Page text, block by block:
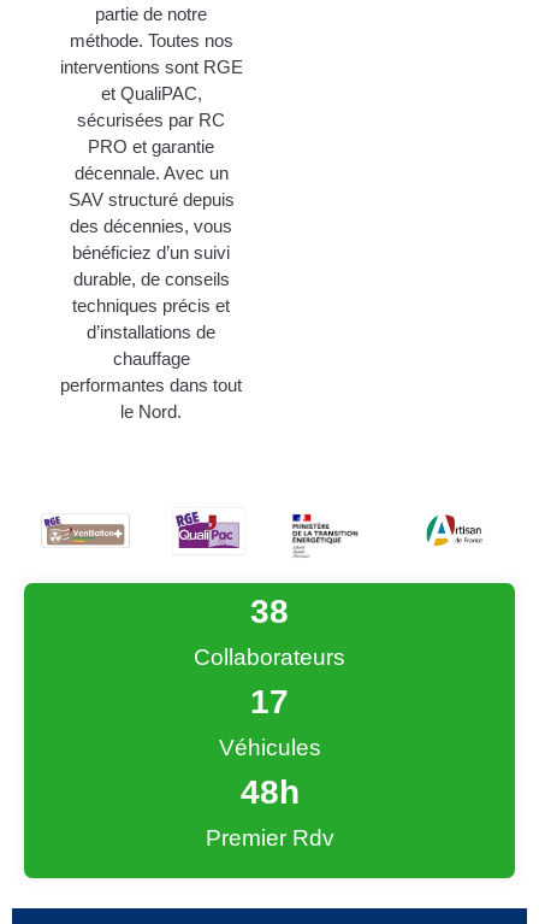
partie de notre
méthode. Toutes nos
interventions sont RGE
et QualiPAC,
sécurisées par RC
PRO et garantie
décennale. Avec un
SAV structuré depuis
des décennies, vous
bénéficiez d’un suivi
durable, de conseils
techniques précis et
d’installations de
chauffage
performantes dans tout
le Nord.
Collaborateurs
38
Véhicules
17
Premier Rdv
48h